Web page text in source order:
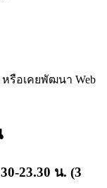
หรือเคยพัฒนา Web
23.30 น. (3